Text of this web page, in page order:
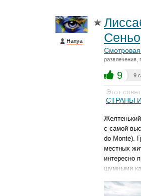
Hanya
развлечения,
9 9
Этот
СТРАНЫ
с самой
do Monte).
местных
интересно
шумными